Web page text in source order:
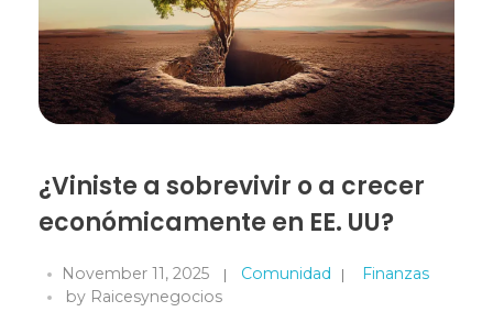
¿Viniste a sobrevivir o a crecer
económicamente en EE. UU?
November 11, 2025 Comunidad
Finanzas
by Raicesynegocios